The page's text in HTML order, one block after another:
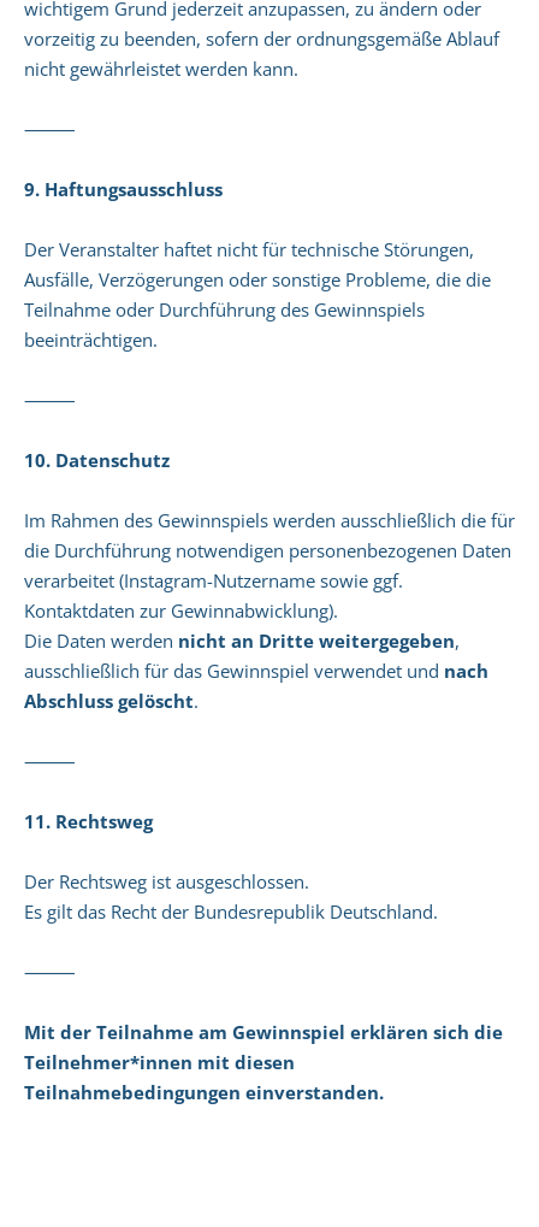
wichtigem Grund jederzeit anzupassen, zu ändern oder
vorzeitig zu beenden, sofern der ordnungsgemäße Ablauf
nicht gewährleistet werden kann.
⸻
9. Haftungsausschluss
Der Veranstalter haftet nicht für technische Störungen,
Ausfälle, Verzögerungen oder sonstige Probleme, die die
Teilnahme oder Durchführung des Gewinnspiels
beeinträchtigen.
⸻
10. Datenschutz
Im Rahmen des Gewinnspiels werden ausschließlich die für
die Durchführung notwendigen personenbezogenen Daten
verarbeitet (Instagram-Nutzername sowie ggf.
Kontaktdaten zur Gewinnabwicklung).
Die Daten werden nicht an Dritte weitergegeben,
ausschließlich für das Gewinnspiel verwendet und nach
Abschluss gelöscht.
⸻
11. Rechtsweg
Der Rechtsweg ist ausgeschlossen.
Es gilt das Recht der Bundesrepublik Deutschland.
⸻
Mit der Teilnahme am Gewinnspiel erklären sich die
Teilnehmer*innen mit diesen
Teilnahmebedingungen einverstanden.